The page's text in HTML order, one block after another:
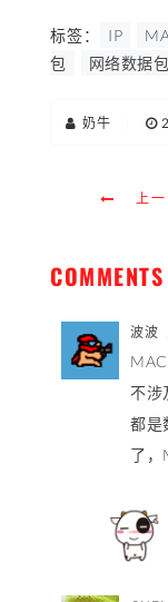
标签： IP
包
网络数据
奶牛
上
COMMENTS
波波
不涉
都是
了，